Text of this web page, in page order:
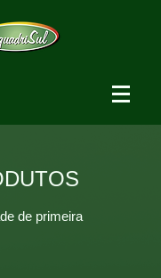
de primeira